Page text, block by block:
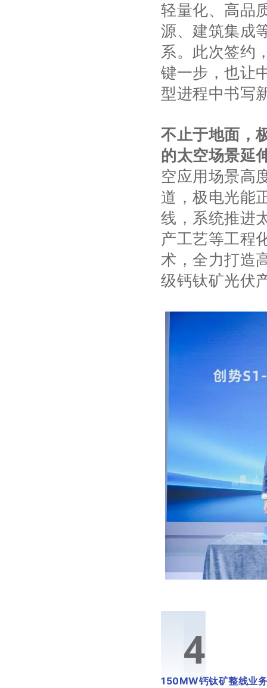
轻量化、高品
源、建筑集成
系。此次签约
键一步，也让
型进程中书写
不止于地面，
的太空场景延
空应用场景高
道，极电光能
线，系统推进
产工艺等工程
术，全力打造
级钙钛矿光伏
4
150MW钙钛矿整线业